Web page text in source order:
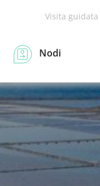
Visita guidata
Nodi